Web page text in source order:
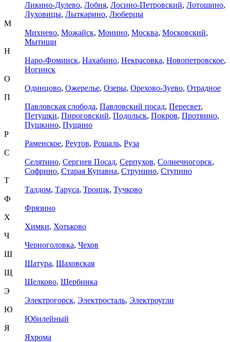
Ликино-Дулево, Лобня, Лосино-Петровский, Лотошино,
Луховицы, Лыткарино, Люберцы
М
Михнево, Можайск, Монино, Москва, Московский,
Мытищи
Н
Наро-Фоминск, Нахабино, Некрасовка, Новопетровское,
Ногинск
О
Одинцово, Ожерелье, Озеры, Орехово-Зуево, Отрадное
П
Павловская слобода, Павловский посад, Пересвет,
Петушки, Пироговский, Подольск, Покров, Протвино,
Пушкино, Пущино
Р
Раменское, Реутов, Рошаль, Руза
С
Селятино, Сергиев Посад, Серпухов, Солнечногорск,
Софрино, Старая Купавна, Струнино, Ступино
Т
Талдом, Таруса, Троицк, Тучково
Ф
Фрязино
Х
Химки, Хотьково
Ч
Черноголовка, Чехов
Ш
Шатура, Шаховская
Щ
Щелково, Щербинка
Э
Электрогорск, Электросталь, Электроугли
Ю
Юбилейный
Я
Яхрома